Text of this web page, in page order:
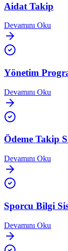
Aidat Takip
Devamını Oku
Yönetim
Devamını Oku
Ödeme Takip
Devamını Oku
Sporcu Bilgi
Devamını Oku